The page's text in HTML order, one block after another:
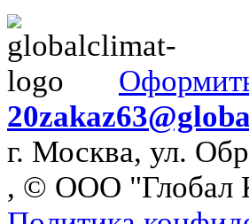
20
г. Москва, ул.
, © ООО "Глобал